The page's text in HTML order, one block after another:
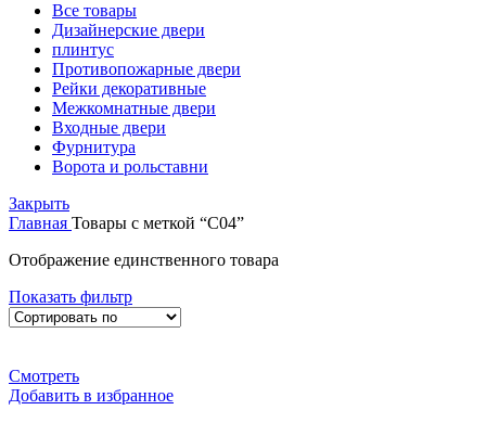
Все товары
Дизайнерские двери
плинтус
Противопожарные двери
Рейки декоративные
Межкомнатные двери
Входные двери
Фурнитура
Ворота и рольставни
Закрыть
Главная Товары с меткой “С04”
Отображение единственного товара
Показать фильтр
Смотреть
Добавить в избранное